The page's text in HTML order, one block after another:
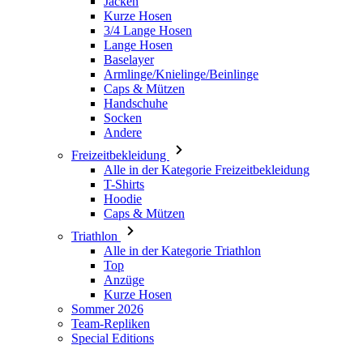
Armlinge/Knielinge/Beinlinge
Caps & Mützen
Handschuhe
Socken
Andere
Freizeitbekleidung
Alle in der Kategorie Freizeitbekleidung
T-Shirts
Hoodie
Caps & Mützen
Triathlon
Alle in der Kategorie Triathlon
Top
Anzüge
Kurze Hosen
Sommer 2026
Team-Repliken
Special Editions
Ausverkauf
Geschenkgutscheine
Kinder
Alle in der Kategorie Kinder